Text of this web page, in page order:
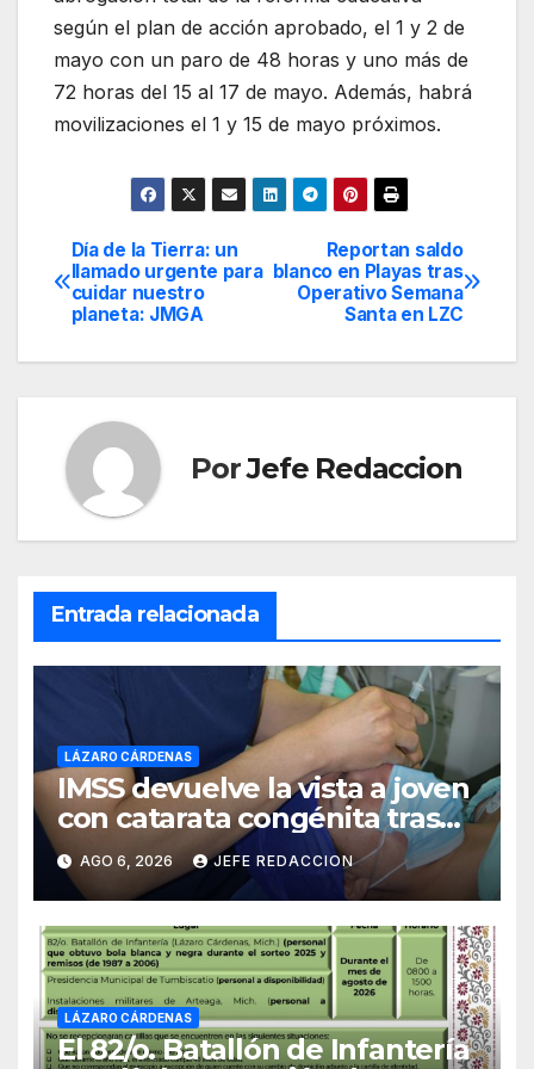
según el plan de acción aprobado, el 1 y 2 de
mayo con un paro de 48 horas y uno más de
72 horas del 15 al 17 de mayo. Además, habrá
movilizaciones el 1 y 15 de mayo próximos.
Navegación
de
entradas
Reportan saldo
blanco en Playas tras
Operativo Semana
Santa en LZC
Día de la Tierra: un
llamado urgente para
cuidar nuestro
planeta: JMGA
PorJefe Redaccion
Entrada relacionada
LÁZARO CÁRDENAS
IMSS devuelve la vista a joven
con catarata congénita tras
23 años de limitación visual
AGO 6, 2026 JEFE REDACCION
LÁZARO CÁRDENAS
El 82/o. Batallón de Infantería